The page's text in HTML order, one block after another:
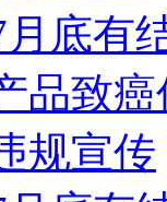
底有
品致癌
规宣传